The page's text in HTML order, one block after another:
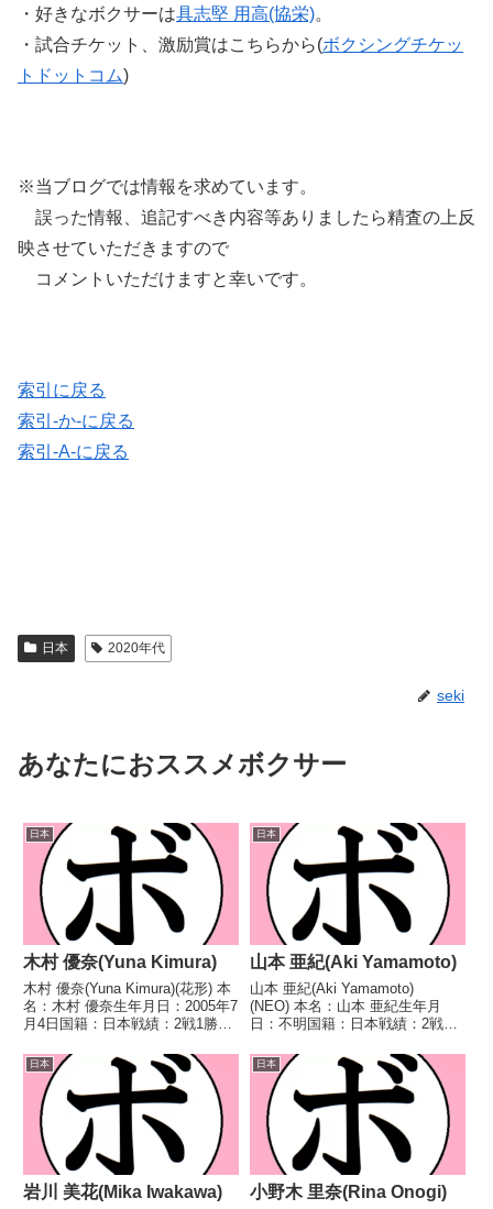
・好きなボクサーは具志堅 用高(協栄)。
・試合チケット、激励賞はこちらから(ボクシングチケッ
トドットコム)
※当ブログでは情報を求めています。
誤った情報、追記すべき内容等ありましたら精査の上反
映させていただきますので
コメントいただけますと幸いです。
索引に戻る
索引-か-に戻る
索引-A-に戻る
日本 2020年代
seki
あなたにおススメボクサー
日本
木村 優奈(Yuna Kimura)
木村 優奈(Yuna Kimura)(花形) 本
名：木村 優奈生年月日：2005年7
月4日国籍：日本戦績：2戦1勝1
歴】2024/11/20 ○4R判定 3-
0(38-37、38-37、38-37) 谷原 羽
奈...
日本
山本 亜紀(Aki Yamamoto)
山本 亜紀(Aki Yamamoto)
(NEO) 本名：山本 亜紀生年月
日：不明国籍：日本戦績：2戦1
し 【戦歴】2021/08/22 ○4R判
定 3-0(採点不明) 亀山 智子(大
和)2022/07/31 ●4R...
日本
岩川 美花(Mika Iwakawa)
日本
小野木 里奈(Rina Onogi)